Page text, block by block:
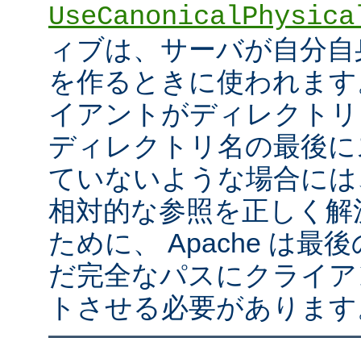
ィブは、サーバが自分
を作るときに使われま
イアントがディレクト
ディレクトリ名の最後
ていないような場合に
相対的な参照を正しく
ために、 Apache は最
だ完全なパスにクライ
トさせる必要がありま